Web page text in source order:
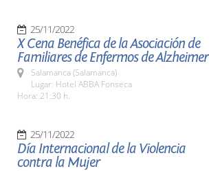
25/11/2022
X Cena Benéfica de la Asociación de
Familiares de Enfermos de Alzheimer
Salamanca (Salamanca)
Lugar: Hotel ABBA Fonseca
Hora: 21:30 h.
25/11/2022
Día Internacional de la Violencia
contra la Mujer